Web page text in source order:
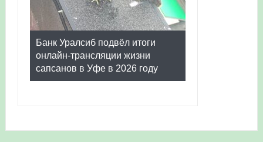
Банк Уралсиб подвёл итоги
онлайн-трансляции жизни
сапсанов в Уфе в 2026 году